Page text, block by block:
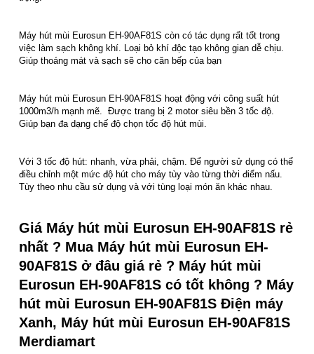
Máy hút mùi Eurosun EH-90AF81S còn có tác dụng rất tốt trong
việc làm sạch không khí. Loại bỏ khí độc tạo không gian dễ chịu.
Giúp thoáng mát và sạch sẽ cho căn bếp của bạn
Máy hút mùi Eurosun EH-90AF81S hoạt động với công suất hút
1000m3/h mạnh mẽ. Được trang bị 2 motor siêu bền 3 tốc độ.
Giúp bạn đa dạng chế độ chọn tốc độ hút mùi.
Với 3 tốc độ hút: nhanh, vừa phải, chậm. Để người sử dụng có thể
điều chỉnh một mức độ hút cho máy tùy vào từng thời điểm nấu.
Tùy theo nhu cầu sử dụng và với tùng loại món ăn khác nhau.
Giá Máy hút mùi Eurosun EH-90AF81S rẻ
nhất ? Mua Máy hút mùi Eurosun EH-
90AF81S ở đâu giá rẻ ? Máy hút mùi
Eurosun EH-90AF81S có tốt không ? Máy
hút mùi Eurosun EH-90AF81S Điện máy
Xanh, Máy hút mùi Eurosun EH-90AF81S
Merdiamart